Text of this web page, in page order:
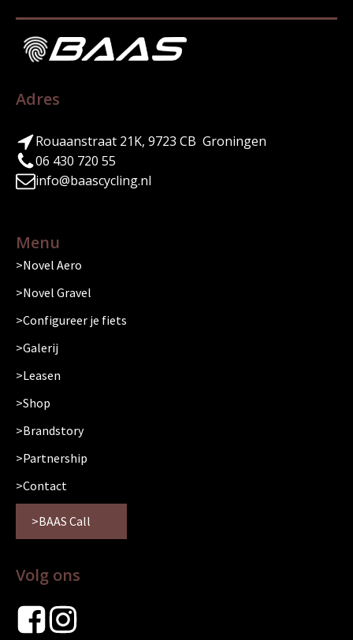
Adres
Rouaanstraat 21K, 9723 CB Groningen
06 430 720 55
info@baascycling.nl
Menu
Novel Aero
Novel Gravel
Configureer je fiets
Galerij
Leasen
Shop
Brandstory
Partnership
Contact
BAAS Call
Volg ons